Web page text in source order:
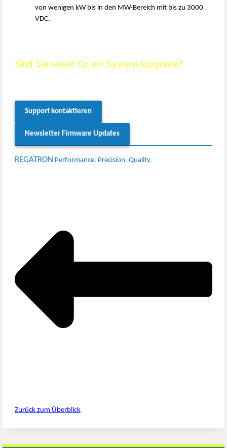
von wenigen kW bis in den MW-Bereich mit bis zu 3000
VDC.
Sind Sie bereit für ein System-Upgrade?
Support kontaktieren
Newsletter Firmware Updates
REGATRON Performance. Precision. Quality.
Zurück zum Überblick